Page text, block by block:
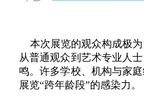
本次展览的观众构成极为
从普通观众到艺术专业人
鸣。许多学校、机构与家
展览“跨年龄段”的感染力。